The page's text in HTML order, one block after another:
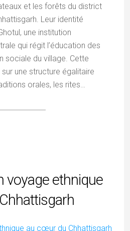
et les forêts du district
Leur identité
une institution
qui régit l’éducation des
sociale du village. Cette
une structure égalitaire
orales, les rites…
voyage ethnique